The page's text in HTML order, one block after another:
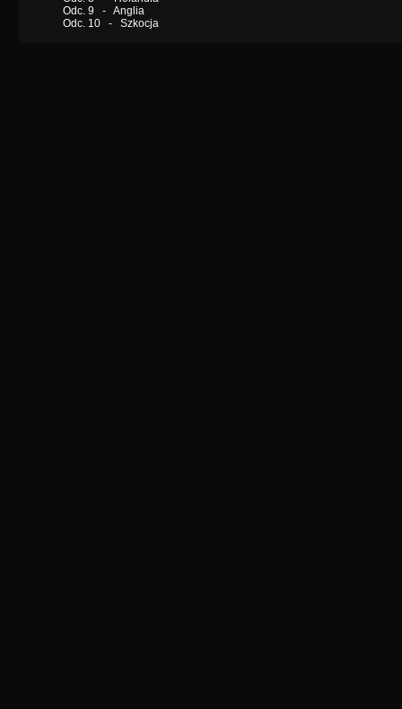
Odc. 9 - Anglia
Odc. 10 - Szkocja